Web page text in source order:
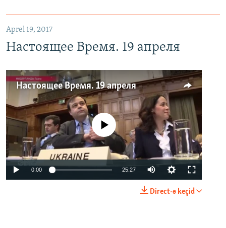
Aprel 19, 2017
Настоящее Время. 19 апреля
Настоящее Время. 19 апреля
No media source currently available
0:00 25:27
Direct-ə keçid